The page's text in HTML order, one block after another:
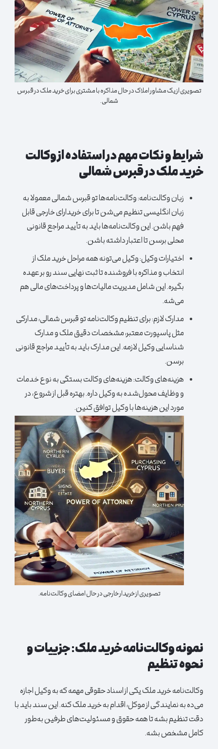
تصویری از یک مشاور املاک در حال مذاکره با مشتری برای خرید ملک در قبرس
شمالی.
شرایط و نکات مهم در استفاده از وکالت
خرید ملک در قبرس شمالی
زبان وکالت‌نامه:وکالت‌نامه‌ها تو قبرس شمالی معمولا به
زبان انگلیسی تنظیم می‌شن تا برای خریدارای خارجی قابل
فهم باشن. این وکالت‌نامه‌ها باید به تأیید مراجع قانونی
محلی برسن تا اعتبار داشته باشن.
اختیارات وکیل:وکیل می‌تونه همه مراحل خرید ملک از
انتخاب و مذاکره با فروشنده تا ثبت نهایی سند رو بر عهده
بگیره. این شامل مدیریت مالیات‌ها و پرداخت‌های مالی هم
می‌شه.
مدارک لازم:برای تنظیم وکالت‌نامه تو قبرس شمالی، مدارکی
مثل پاسپورت معتبر، مشخصات دقیق ملک و مدارک
شناسایی وکیل لازمه. این مدارک باید به تأیید مراجع قانونی
برسن.
هزینه‌های وکالت:هزینه‌های وکالت بستگی به نوع خدمات
و وظایف محول‌شده به وکیل داره. بهتره قبل از شروع، در
مورد این هزینه‌ها با وکیل توافق کنین.
تصویری از خریدار خارجی در حال امضای وکالت‌نامه.
نمونه وکالت‌نامه خرید ملک: جزییات و
نحوه تنظیم
وکالت‌نامه خرید ملک یکی از اسناد حقوقی مهمه که به وکیل اجازه
می‌ده به نمایندگی از موکل، اقدام به خرید ملک کنه. این سند باید با
دقت تنظیم بشه تا همه حقوق و مسئولیت‌های طرفین به‌طور
کامل مشخص بشه.